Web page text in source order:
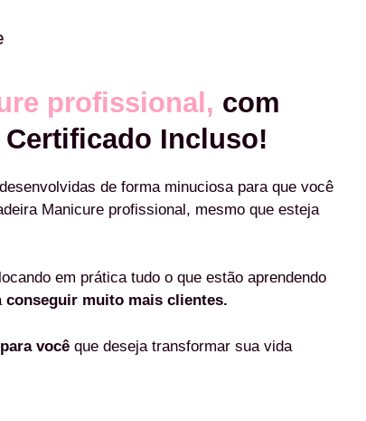
profissional, com
Incluso!
de forma minuciosa para que você
Manicure profissional, mesmo que esteja
em prática tudo o que estão aprendendo
conseguir muito mais clientes.
para você que deseja transformar sua vida